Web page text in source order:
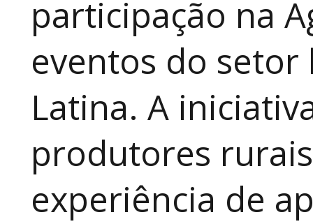
participação na
eventos do
Latina. A
produtores
experiência de